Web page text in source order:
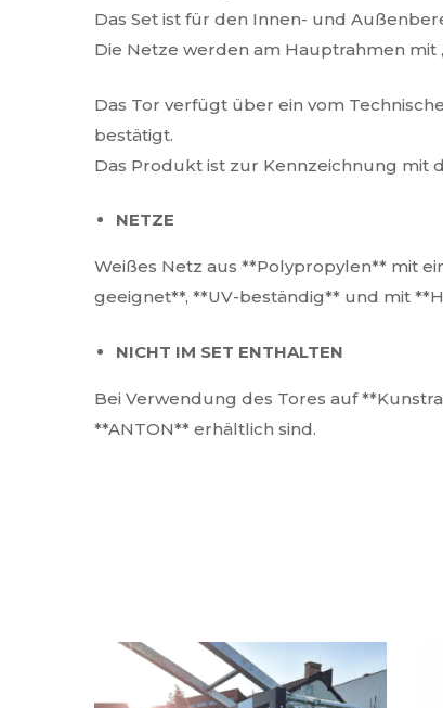
Das Set ist für den Innen- und
Die Netze werden am Hauptrahmen
Das Tor verfügt über ein vom
bestätigt.
Das Produkt ist zur Kennzeichnung mit
NETZE
Weißes Netz aus **Polypropylen** mit
geeignet**, **UV-beständig** und mit
NICHT IM SET ENTHALTEN
Bei Verwendung des Tores auf
**ANTON** erhältlich sind.